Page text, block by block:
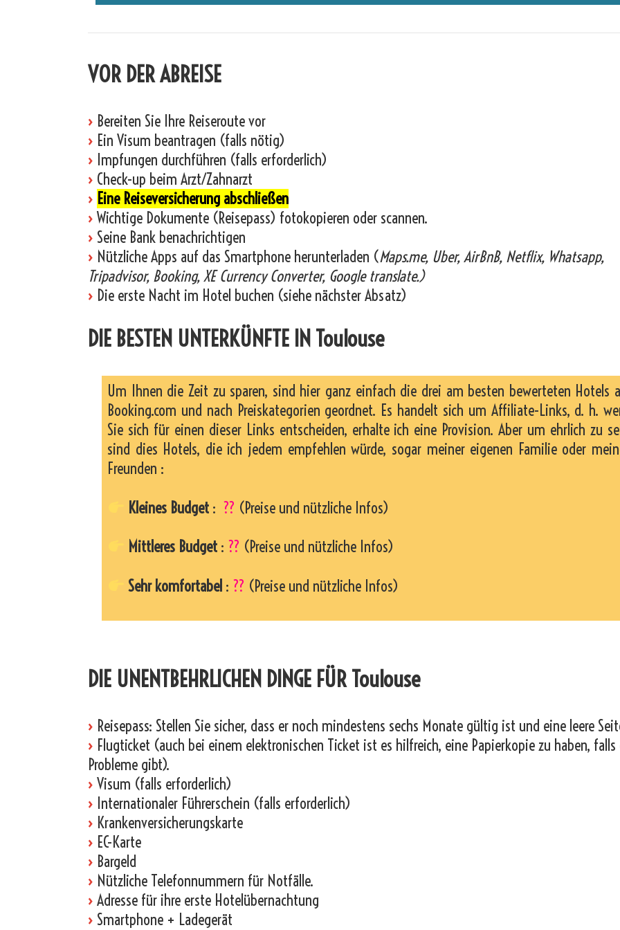
VOR DER ABREISE
› Bereiten Sie Ihre Reiseroute vor
› Ein Visum beantragen (falls nötig)
› Impfungen durchführen (falls erforderlich)
› Check-up beim Arzt/Zahnarzt
› Eine Reiseversicherung abschließen
› Wichtige Dokumente (Reisepass) fotokopieren oder scannen.
› Seine Bank benachrichtigen
› Nützliche Apps auf das Smartphone herunterladen (Maps.me, Uber, AirBnB, Netflix, Whatsapp,
Tripadvisor, Booking, XE Currency Converter, Google translate.)
› Die erste Nacht im Hotel buchen (siehe nächster Absatz)
DIE BESTEN UNTERKÜNFTE IN Toulouse
Um Ihnen die Zeit zu sparen, sind hier ganz einfach die drei am besten bewerteten Hotels
Booking.com und nach Preiskategorien geordnet. Es handelt sich um Affiliate-Links, d. h.
Sie sich für einen dieser Links entscheiden, erhalte ich eine Provision. Aber um ehrlich zu
sind dies Hotels, die ich jedem empfehlen würde, sogar meiner eigenen Familie oder
Freunden :
Kleines Budget : ?? (Preise und nützliche Infos)
Mittleres Budget : ?? (Preise und nützliche Infos)
Sehr komfortabel : ?? (Preise und nützliche Infos)
DIE UNENTBEHRLICHEN DINGE FÜR Toulouse
› Reisepass: Stellen Sie sicher, dass er noch mindestens sechs Monate gültig ist und eine leere
› Flugticket (auch bei einem elektronischen Ticket ist es hilfreich, eine Papierkopie zu haben, falls
Probleme gibt).
› Visum (falls erforderlich)
› Internationaler Führerschein (falls erforderlich)
› Krankenversicherungskarte
› EC-Karte
› Bargeld
› Nützliche Telefonnummern für Notfälle.
› Adresse für ihre erste Hotelübernachtung
› Smartphone + Ladegerät